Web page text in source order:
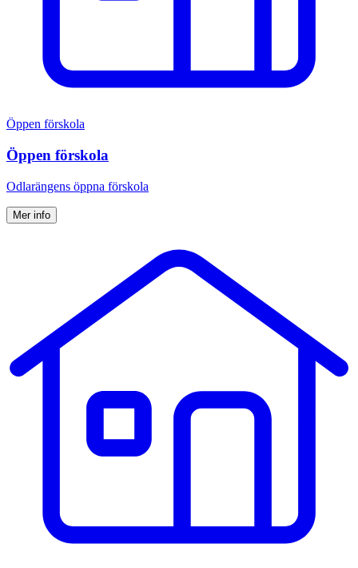
Öppen förskola
Öppen förskola
Odlarängens öppna förskola
Mer info